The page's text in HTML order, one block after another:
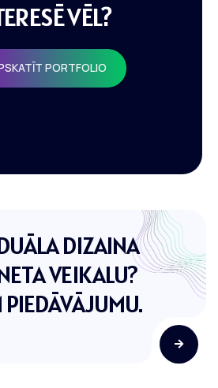
VĒL?
PORTFOLIO
DIZAINA
VEIKALU?